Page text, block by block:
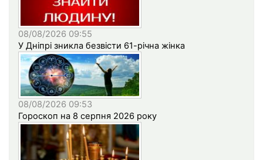
08/08/2026 09:55
У Дніпрі зникла безвісти 61-річна жінка
08/08/2026 09:53
Гороскоп на 8 серпня 2026 року